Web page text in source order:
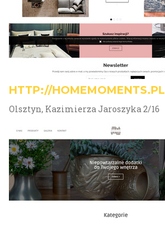
HTTP://HOMEMOMENTS.PL
Olsztyn, Kazimierza Jaroszyka 2/16